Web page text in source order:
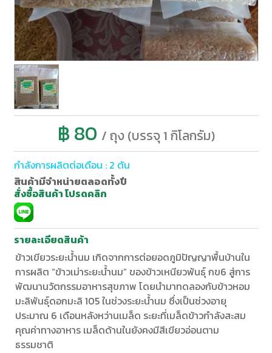
฿ 80 / ถุง (บรรจุ 1 กิโลกรัม)
กำลังการผลิตต่อเดือน : 2 ตัน
สินค้ามีจำหน่ายตลอดทั้งปี
สั่งซื้อสินค้า โปรดคลิก
รายละเอียดสินค้า
ข้าวเขียวระยะน้ำนม เกิดจากการต่อยอดภูมิปัญญาพื้นบ้านใน
การผลิต “ข้าวเม่าระยะน้ำนม” ของข้าวเหนียวพันธุ์ กข6 สู่การ
พัฒนานวัตกรรมอาหารสุขภาพ โดยนำมาทดลองกับข้าวหอม
มะลิพันธุ์ดอกมะลิ 105 ในช่วงระยะน้ำนม ซึ่งเป็นช่วงอายุ
ประมาณ 6 เดือนหลังหว่านเมล็ด ระยะที่เมล็ดข้าวกำลังสะสม
คุณค่าทางอาหาร เมล็ดด้านในยังคงมีสีเขียวอ่อนตาม
ธรรมชาติ